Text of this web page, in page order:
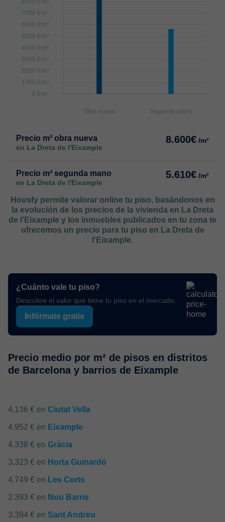
Precio m² obra nueva
en La Dreta de l'Eixample
8.600€ /m²
Precio m² segunda mano
en La Dreta de l'Eixample
5.610€ /m²
Housfy permite valorar online tu piso, basándonos en
la evolución de los precios de la vivienda en La Dreta
de l'Eixample y los inmuebles publicados en tu zona te
ofrecemos un precio para tu piso en La Dreta de
l'Eixample.
¿Cuánto vale tu piso?
Descubre el valor que tiene tu piso en el mercado.
Infórmate gratis
Precio medio por m² de pisos en distritos
de Barcelona y barrios de Eixample
4.136 € en Ciutat Vella
4.952 € en Eixample
4.338 € en Gràcia
3.323 € en Horta Guinardó
4.749 € en Les Corts
2.393 € en Nou Barris
3.394 € en Sant Andreu